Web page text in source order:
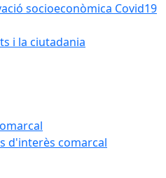
socioeconòmica Covid19
i la ciutadania
d'interès comarcal